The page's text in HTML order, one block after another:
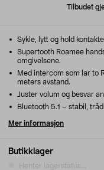
Tilbudet
Butikklager
Henter lagerstatus...
Sykle, lytt og hold
Supertooth Roamee
omgivelsene.
Med intercom som lar to
meters avstand.
Juster volum og besvar
Bluetooth 5.1 – stabil,
Mer informasjon